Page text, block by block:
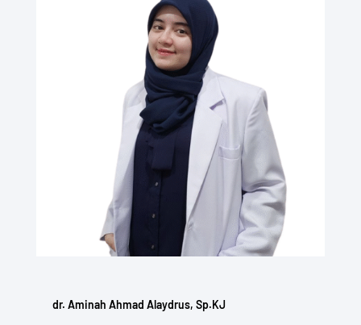
dr. Aminah Ahmad Alaydrus, Sp.KJ